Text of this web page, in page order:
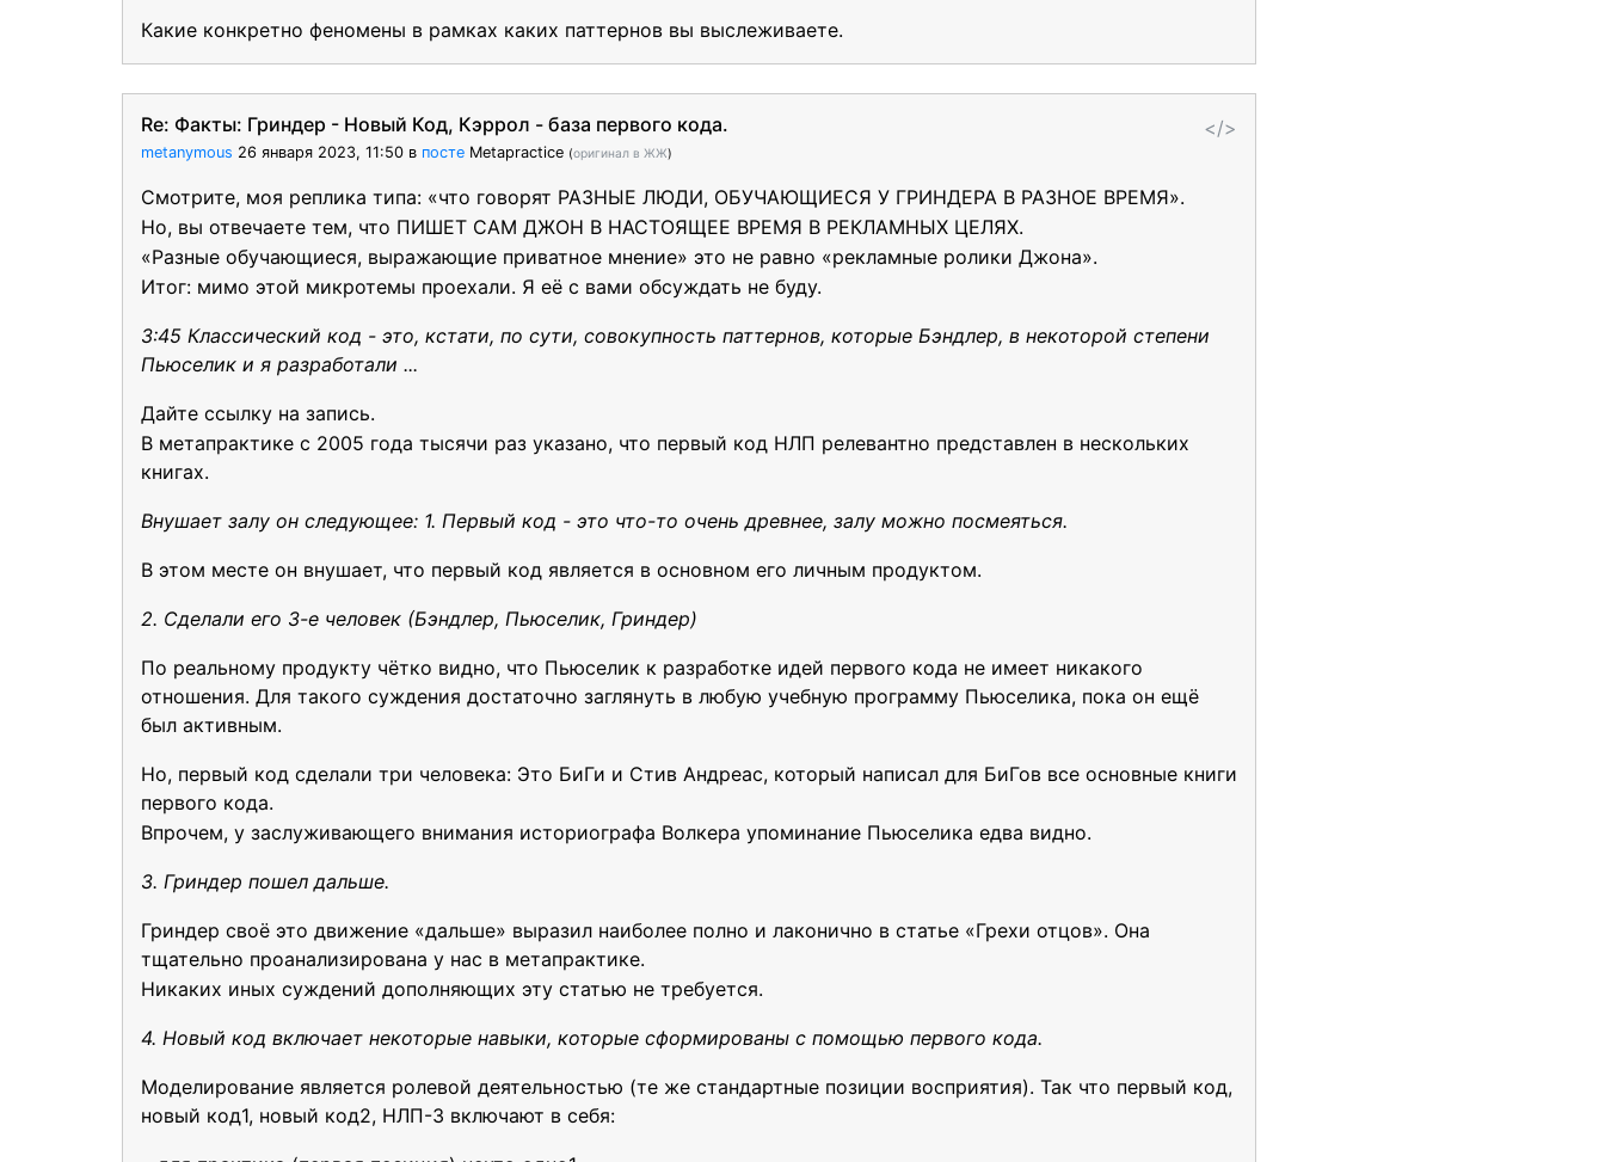
Какие конкретно феномены в рамках каких паттернов вы выслеживаете.
</>
Re: Факты: Гриндер - Новый Код, Кэррол - база первого кода.
metanymous 26 января 2023, 11:50 в посте Metapractice (оригинал в ЖЖ)
Смотрите, моя реплика типа: «что говорят РАЗНЫЕ ЛЮДИ, ОБУЧАЮЩИЕСЯ У ГРИНДЕРА В РАЗНОЕ ВРЕМЯ».
Но, вы отвечаете тем, что ПИШЕТ САМ ДЖОН В НАСТОЯЩЕЕ ВРЕМЯ В РЕКЛАМНЫХ ЦЕЛЯХ.
«Разные обучающиеся, выражающие приватное мнение» это не равно «рекламные ролики Джона».
Итог: мимо этой микротемы проехали. Я её с вами обсуждать не буду.
3:45 Классический код - это, кстати, по сути, совокупность паттернов, которые Бэндлер, в некоторой степени
Пьюселик и я разработали ...
Дайте ссылку на запись.
В метапрактике с 2005 года тысячи раз указано, что первый код НЛП релевантно представлен в нескольких
книгах.
Внушает залу он следующее: 1. Первый код - это что-то очень древнее, залу можно посмеяться.
В этом месте он внушает, что первый код является в основном его личным продуктом.
2. Сделали его 3-е человек (Бэндлер, Пьюселик, Гриндер)
По реальному продукту чётко видно, что Пьюселик к разработке идей первого кода не имеет никакого
отношения. Для такого суждения достаточно заглянуть в любую учебную программу Пьюселика, пока он ещё
был активным.
Но, первый код сделали три человека: Это БиГи и Стив Андреас, который написал для БиГов все основные книги
первого кода.
Впрочем, у заслуживающего внимания историографа Волкера упоминание Пьюселика едва видно.
3. Гриндер пошел дальше.
Гриндер своё это движение «дальше» выразил наиболее полно и лаконично в статье «Грехи отцов». Она
тщательно проанализирована у нас в метапрактике.
Никаких иных суждений дополняющих эту статью не требуется.
4. Новый код включает некоторые навыки, которые сформированы с помощью первого кода.
Моделирование является ролевой деятельностью (те же стандартные позиции восприятия). Так что первый код,
новый код1, новый код2, НЛП-3 включают в себя: